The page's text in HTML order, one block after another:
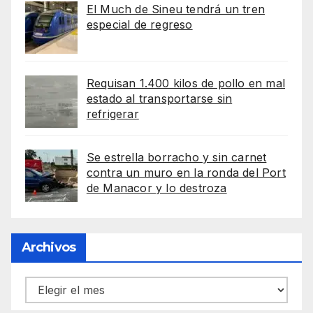
El Much de Sineu tendrá un tren
especial de regreso
Requisan 1.400 kilos de pollo en mal
estado al transportarse sin
refrigerar
Se estrella borracho y sin carnet
contra un muro en la ronda del Port
de Manacor y lo destroza
Archivos
Archivos